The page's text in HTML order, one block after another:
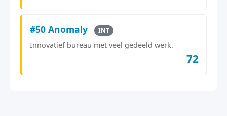
#50 Anomaly INT
Innovatief bureau met veel gedeeld werk.
72